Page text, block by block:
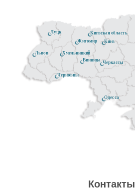
Черкассы
Черновцы
Одесса
Киев
Киевская область
Житомир
Винница
Хмельницкий
Луцк
Львов
Контакты